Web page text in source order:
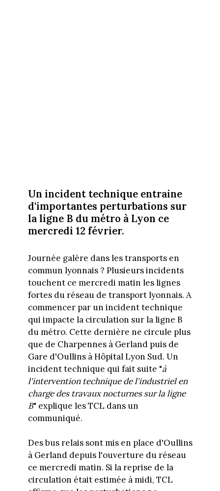
Un incident technique entraine
d'importantes perturbations sur
la ligne B du métro à Lyon ce
mercredi 12 février.
Journée galère dans les transports en
commun lyonnais ? Plusieurs incidents
touchent ce mercredi matin les lignes
fortes du réseau de transport lyonnais. A
commencer par un incident technique
qui impacte la circulation sur la ligne B
du métro. Cette dernière ne circule plus
que de Charpennes à Gerland puis de
Gare d'Oullins à Hôpital Lyon Sud. Un
incident technique qui fait suite "à
l'intervention technique de l'industriel en
charge des travaux nocturnes sur la ligne
B" explique les TCL dans un
communiqué.
Des bus relais sont mis en place d'Oullins
à Gerland depuis l'ouverture du réseau
ce mercredi matin. Si la reprise de la
circulation était estimée à midi, TCL